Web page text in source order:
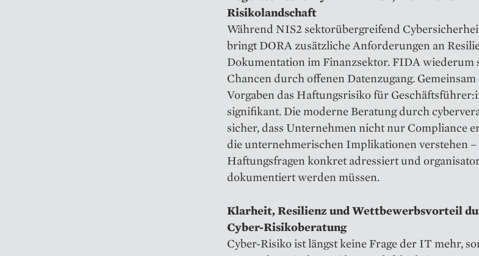
Risikolandschaft
Während NIS2 sektorübergreifend
bringt DORA zusätzliche Anforderungen an
Dokumentation im Finanzsektor. FIDA wiederum
Chancen durch offenen Datenzugang.
Vorgaben das Haftungsrisiko für
signifikant. Die moderne Beratung durch
sicher, dass Unternehmen nicht nur Compliance
die unternehmerischen Implikationen verstehen
Haftungsfragen konkret adressiert und
dokumentiert werden müssen.
Klarheit, Resilienz und Wettbewerbsvorteil
Cyber-Risikoberatung
Cyber-Risiko ist längst keine Frage der IT mehr,